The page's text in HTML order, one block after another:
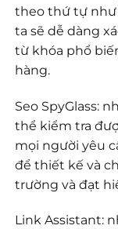
theo thứ tự như
ta sẽ dễ dàng
từ khóa phổ
hàng.
Seo SpyGlass:
thể kiểm tra
mọi người yêu
để thiết kế và
trường và đạt
Link Assistant: